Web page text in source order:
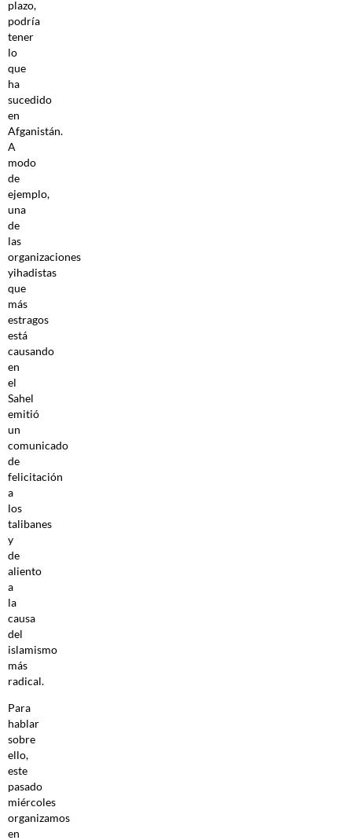
plazo,
podría
tener
lo
que
ha
sucedido
en
Afganistán.
A
modo
de
ejemplo,
una
de
las
organizaciones
yihadistas
que
más
estragos
está
causando
en
el
Sahel
emitió
un
comunicado
de
felicitación
a
los
talibanes
y
de
aliento
a
la
causa
del
islamismo
más
radical.
Para
hablar
sobre
ello,
este
pasado
miércoles
organizamos
en